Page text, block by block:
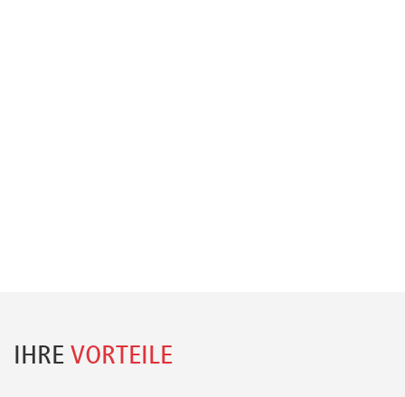
IHRE VORTEILE